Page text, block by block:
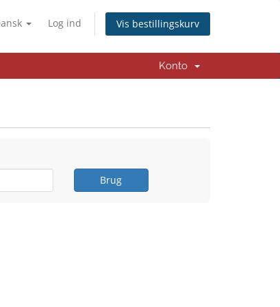
Log ind Vis bestillingskurv
Konto
Brug